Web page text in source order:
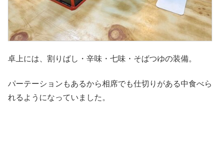
卓上には、割りばし・辛味・七味・そばつゆの装備。
パーテーションもあるから相席でも仕切りがある中食べら
れるようになっていました。